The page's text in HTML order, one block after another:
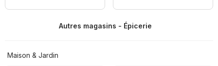
Autres magasins - Épicerie
Maison & Jardin